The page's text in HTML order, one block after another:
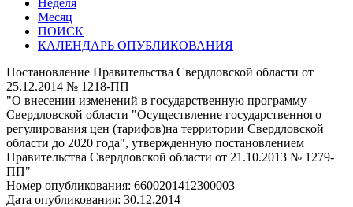
Неделя
Месяц
ПОИСК
КАЛЕНДАРЬ ОПУБЛИКОВАНИЯ
Постановление Правительства Свердловской области от
25.12.2014 № 1218-ПП
"О внесении изменений в государственную программу
Свердловской области "Осуществление государственного
регулирования цен (тарифов)на территории Свердловской
области до 2020 года", утвержденную постановлением
Правительства Свердловской области от 21.10.2013 № 1279-
ПП"
Номер опубликования: 6600201412300003
Дата опубликования: 30.12.2014